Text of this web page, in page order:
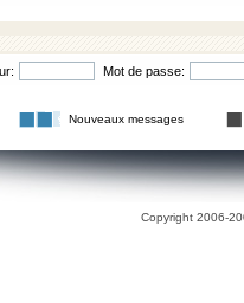
Mot de passe:
Nouveaux messages
Copyright 2006-